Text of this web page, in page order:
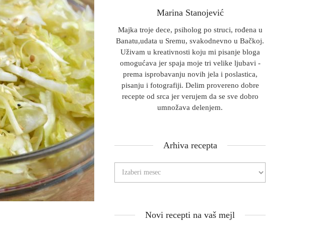
Marina Stanojević
Majka troje dece, psiholog po struci, rođena u
Banatu,udata u Sremu, svakodnevno u Bačkoj.
Uživam u kreativnosti koju mi pisanje bloga
omogućava jer spaja moje tri velike ljubavi -
prema isprobavanju novih jela i poslastica,
pisanju i fotografiji. Delim provereno dobre
recepte od srca jer verujem da se sve dobro
umnožava delenjem.
Arhiva recepta
Novi recepti na vaš mejl